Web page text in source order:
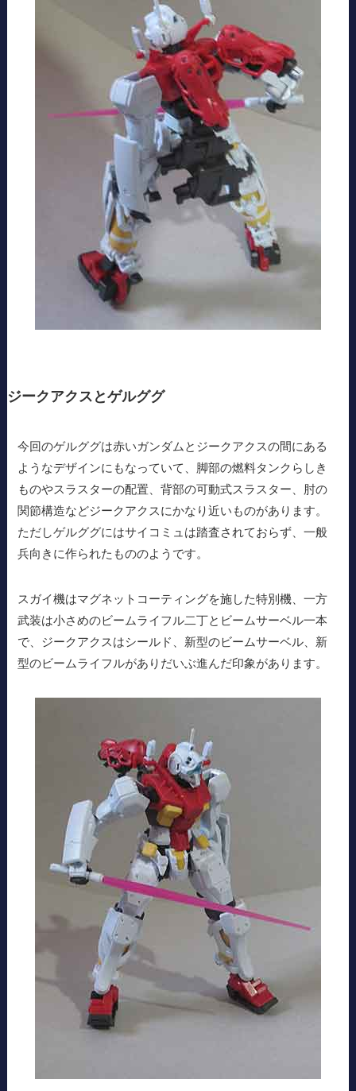
ジークアクスとゲルググ
今回のゲルググは赤いガンダムとジークアクスの間にある
ようなデザインにもなっていて、脚部の燃料タンクらしき
ものやスラスターの配置、背部の可動式スラスター、肘の
関節構造などジークアクスにかなり近いものがあります。
ただしゲルググにはサイコミュは踏査されておらず、一般
兵向きに作られたもののようです。
スガイ機はマグネットコーティングを施した特別機、一方
武装は小さめのビームライフル二丁とビームサーベル一本
で、ジークアクスはシールド、新型のビームサーベル、新
型のビームライフルがありだいぶ進んだ印象があります。